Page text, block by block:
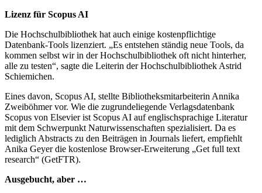
Lizenz für Scopus AI
Die Hochschulbibliothek hat auch einige kostenpflichtige
Datenbank-Tools lizenziert. „Es entstehen ständig neue Tools, da
kommen selbst wir in der Hochschulbibliothek oft nicht hinterher,
alle zu testen“, sagte die Leiterin der Hochschulbibliothek Astrid
Schiemichen.
Eines davon, Scopus AI, stellte Bibliotheksmitarbeiterin Annika
Zweiböhmer vor. Wie die zugrundeliegende Verlagsdatenbank
Scopus von Elsevier ist Scopus AI auf englischsprachige Literatur
mit dem Schwerpunkt Naturwissenschaften spezialisiert. Da es
lediglich Abstracts zu den Beiträgen in Journals liefert, empfiehlt
Anika Geyer die kostenlose Browser-Erweiterung „Get full text
research“ (GetFTR).
Ausgebucht, aber …